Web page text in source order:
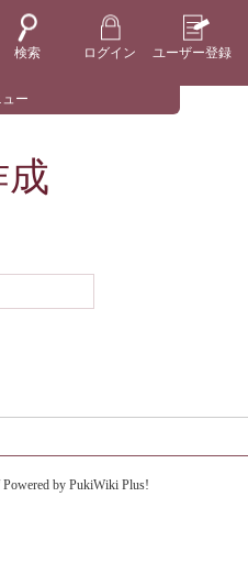
検索 ログイン ユーザー登録
ュー
成
Powered by PukiWiki Plus!